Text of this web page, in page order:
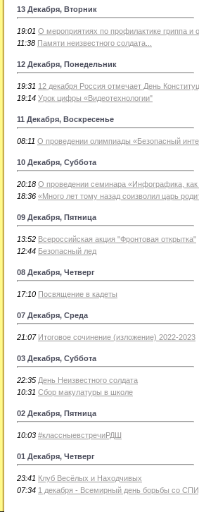
13 Декабря, Вторник
19:01 О мероприятиях по профилактике гриппа
11:38 Памяти неизвестного солдата...
12 Декабря, Понедельник
19:31 12 декабря Россия отмечает День
19:14 Урок цифры «Видеотехнологии"
11 Декабря, Воскресенье
08:11 О проведении олимпиады «Безопасный
10 Декабря, Суббота
20:18 О проведении семинара «Инфографика,
18:36 «Много лет тому назад соизволил царь
09 Декабря, Пятница
13:52 Всероссийская акция "Фронтовая открытка"
12:44 Безопасный лед
08 Декабря, Четверг
17:10 Посвящение в кадеты
07 Декабря, Среда
21:07 Итоговое сочинение (изложение) 2022-2023
03 Декабря, Суббота
22:35 День Неизвестного солдата
10:31 Сбор макулатуры в школе
02 Декабря, Пятница
10:03 #классныевстречиРДШ
01 Декабря, Четверг
23:41 Клуб Весёлых и Находчивых
07:34 1 декабря - Всемирный день борьбы со